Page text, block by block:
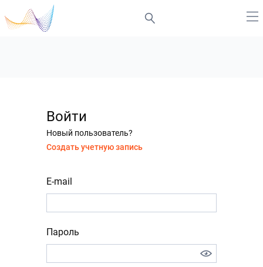
Войти
Новый пользователь?
Создать учетную запись
E-mail
Пароль